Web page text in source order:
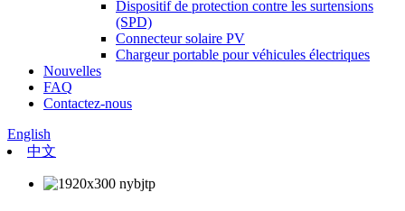
Dispositif de protection contre les surtensions
(SPD)
Connecteur solaire PV
Chargeur portable pour véhicules électriques
Nouvelles
FAQ
Contactez-nous
English
中文